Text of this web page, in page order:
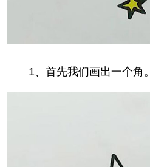
1、首先我们画出一个角。